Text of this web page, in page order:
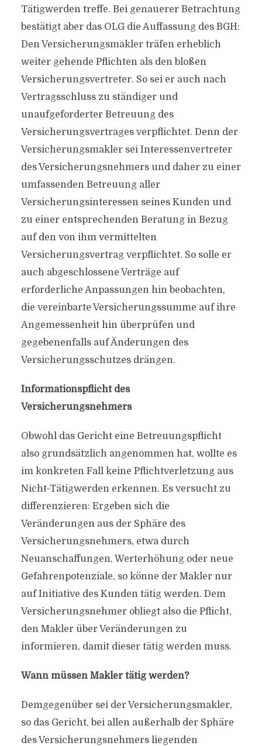
Tätig­werden treffe. Bei genauerer Betrachtung
bestätigt aber das OLG die Auffassung des BGH:
Den Versicherungsmakler träfen erheblich
weiter gehende Pflichten als den bloßen
Versicherungsvertreter. So sei er auch nach
Vertragsschluss zu ständiger und
unaufgeforderter Betreuung des
Versicherungsvertrages verpflichtet. Denn der
Versicherungsmakler sei Interessenvertreter
des Versicherungsnehmers und daher zu einer
umfassenden Betreuung aller
Versicherungsinteressen seines Kunden und
zu einer entsprechenden Beratung in Bezug
auf den von ihm vermittelten
Versicherungsvertrag verpflichtet. So solle er
auch abgeschlossene Verträge auf
erforderliche Anpassungen hin beobachten,
die vereinbarte Versicherungssumme auf ihre
Angemessenheit hin überprüfen und
gegebenenfalls auf Änderungen des
Versicherungsschutzes drängen.
Informationspflicht des
Versicherungsnehmers
Obwohl das Gericht eine Betreuungspflicht
also grundsätzlich angenommen hat, wollte es
im konkreten Fall keine Pflichtverletzung aus
Nicht-Tätigwerden erkennen. Es versucht zu
differenzieren: Ergeben sich die
Veränderungen aus der Sphäre des
Versicherungsnehmers, etwa durch
Neuanschaffungen, Werterhöhung oder neue
Gefahren­potenziale, so könne der Makler nur
auf Initiative des Kunden tätig werden. Dem
Versicherungsnehmer obliegt also die Pflicht,
den Makler über Veränderungen zu
informieren, damit dieser tätig werden muss.
Wann müssen Makler tätig werden?
Demgegenüber sei der Versicherungsmakler,
so das Gericht, bei allen außerhalb der Sphäre
des Versicherungs­nehmers liegenden